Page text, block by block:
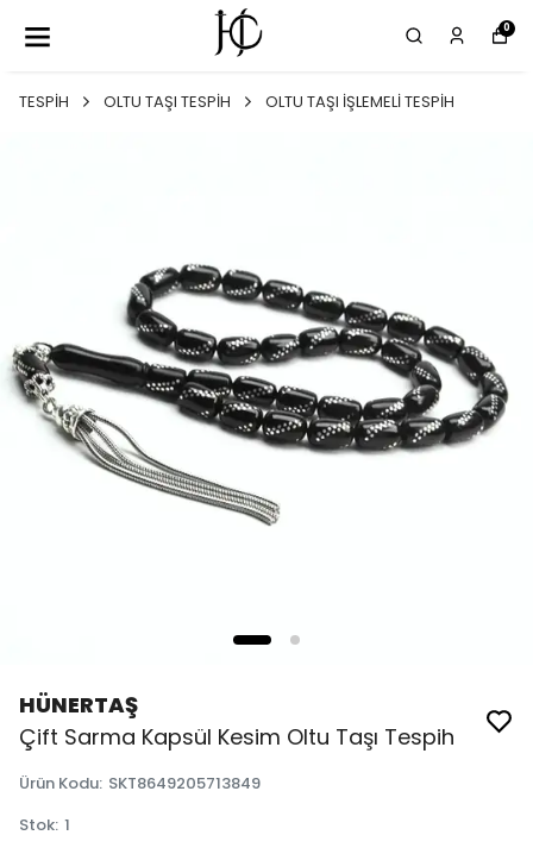
0
TESPİH OLTU TAŞI TESPİH OLTU TAŞI İŞLEMELİ TESPİH
HÜNERTAŞ
Çift Sarma Kapsül Kesim Oltu Taşı Tespih
Ürün Kodu: SKT8649205713849
Stok: 1